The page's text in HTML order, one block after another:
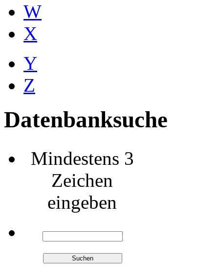
W
X
Y
Z
Datenbanksuche
Mindestens 3
Zeichen
eingeben